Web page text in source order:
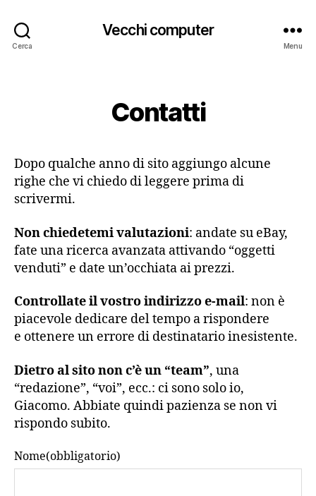
Cerca
Vecchi computer
Menu
Contatti
Dopo qualche anno di sito aggiungo alcune
righe che vi chiedo di leggere prima di
scrivermi.
Non chiedetemi valutazioni: andate su eBay,
fate una ricerca avanzata attivando “oggetti
venduti” e date un’occhiata ai prezzi.
Controllate il vostro indirizzo e-mail: non è
piacevole dedicare del tempo a rispondere
e ottenere un errore di destinatario inesistente.
Dietro al sito non c’è un “team”, una
“redazione”, “voi”, ecc.: ci sono solo io,
Giacomo. Abbiate quindi pazienza se non vi
rispondo subito.
Nome(obbligatorio)